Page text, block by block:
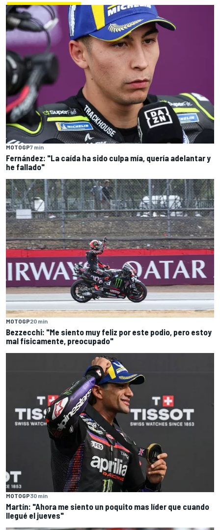
MOTOGP7 min
Fernández: "La caída ha sido culpa mía, quería adelantar y
he fallado"
MOTOGP20 min
Bezzecchi: "Me siento muy feliz por este podio, pero estoy
mal físicamente, preocupado"
MOTOGP30 min
Martín: "Ahora me siento un poquito mas líder que cuando
llegué el jueves"